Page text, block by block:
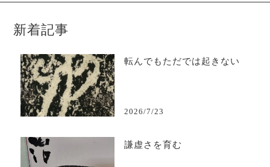
新着記事
転んでもただでは起きない
2026/7/23
謙虚さを育む